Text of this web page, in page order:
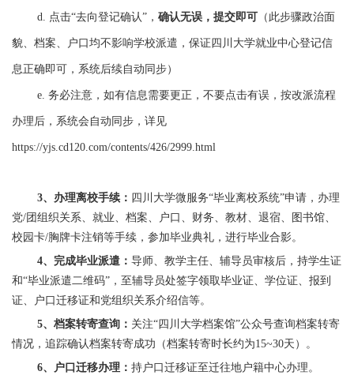
d. 点击“去向登记确认”， 确认无误，提交即可 （此步骤政治面
貌、 档案、户口均不影响学校派遣，保证四川大学就业中心登记信
息正确即可，系统后续自动同步）
e. 务必注意，如有信息需要更正，不要点击有误，按改派流程
办理后，系统会自动同步，详见
https://yjs.cd120.com/contents/426/2999.html
3、办理离校手续： 四川大学微服务“毕业离校系统”申请，办理
党/团组织关系、就业、档案、户口、财务、教材、退宿、图书馆、
校园卡/胸牌卡注销等手续，参加毕业典礼，进行毕业合影。
4、完成毕业派遣： 导师、教学主任、辅导员审核后，持学生证
和“毕业派遣二维码”，至辅导员处签字领取毕业证、学位证、报到
证、户口迁移证和党组织关系介绍信等。
5、档案转寄查询： 关注“四川大学档案馆”公众号查询档案转寄
情况，追踪确认档案转寄成功（档案转寄时长约为15~30天）。
6、户口迁移办理： 持户口迁移证至迁往地户籍中心办理。